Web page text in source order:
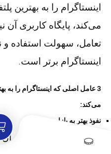
اینستاگرام را به بهترین
می‌کند، پایگاه کاربری
تعامل، سهولت استفاده و
اینستاگرام برتر است.
3 عامل اصلی که اینستاگرام را به
می‌کند:
نفوذ بهتر به بازار هدف